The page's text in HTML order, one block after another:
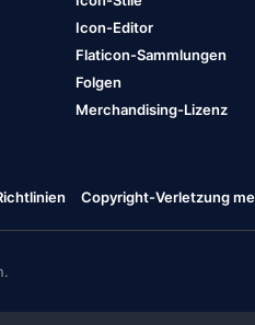
Icon-Editor
Flaticon-Sammlungen
Folgen
Merchandising-Lizenz
Copyright-Verletzung